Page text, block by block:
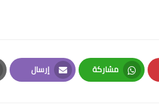
مشاركة
Whatsapp
إرسال
Email